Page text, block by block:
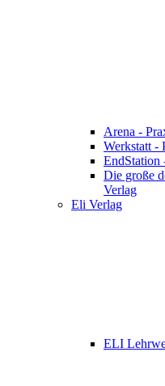
Arena -
Werkstatt -
EndStation
Die große
Verlag
Eli Verlag
ELI